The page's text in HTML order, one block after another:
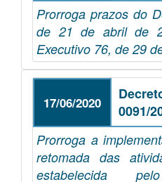
Prorroga prazos do
de 21 de abril de
Executivo 76, de 29
17/06/2020
0091/
Prorroga a
retomada das
estabelecida